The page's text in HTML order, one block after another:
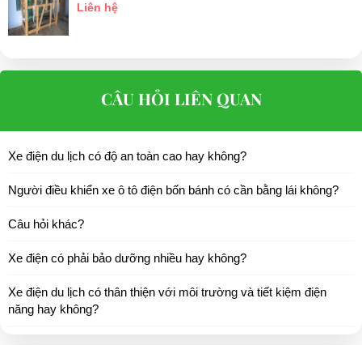
Liên hệ
CÂU HỎI LIÊN QUAN
Xe điện du lịch có độ an toàn cao hay không?
Người điều khiển xe ô tô điện bốn bánh có cần bằng lái không?
Câu hỏi khác?
Xe điện có phải bảo dưỡng nhiều hay không?
Xe điện du lịch có thân thiện với môi trường và tiết kiệm điện
năng hay không?